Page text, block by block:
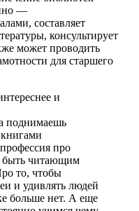
—
составляет
консультирует
может проводить
для старшего
поднимаешь
книгами
про
быть читающим
то, чтобы
и удивлять людей
больше нет. А еще